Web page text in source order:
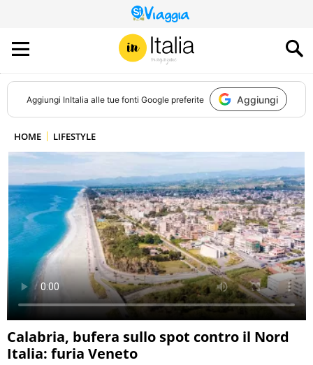
QUESTO
SITO
CONTRIBUISCE
ALL’AUDIENCE
DI
Aggiungi InItalia alle tue fonti Google preferite Aggiungi
HOME LIFESTYLE
Calabria, bufera sullo spot contro il Nord
Italia: furia Veneto